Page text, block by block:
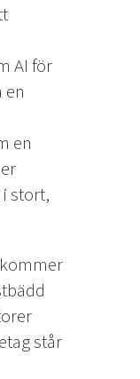
AI för
en
stort,
står